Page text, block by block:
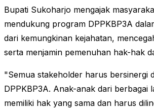
Bupati Sukoharjo mengajak
mendukung program DPPKBP3A
dari kemungkinan kejahatan,
serta menjamin pemenuhan hak-hak
"Semua stakeholder harus bersinergi
DPPKBP3A. Anak-anak dari berbagai
memiliki hak yang sama dan harus